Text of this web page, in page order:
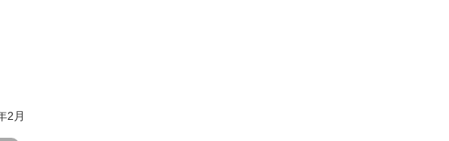
2月